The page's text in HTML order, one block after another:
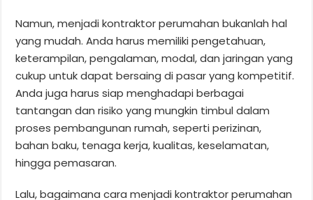
Namun, menjadi kontraktor perumahan bukanlah hal
yang mudah. Anda harus memiliki pengetahuan,
keterampilan, pengalaman, modal, dan jaringan yang
cukup untuk dapat bersaing di pasar yang kompetitif.
Anda juga harus siap menghadapi berbagai
tantangan dan risiko yang mungkin timbul dalam
proses pembangunan rumah, seperti perizinan,
bahan baku, tenaga kerja, kualitas, keselamatan,
hingga pemasaran.
Lalu, bagaimana cara menjadi kontraktor perumahan